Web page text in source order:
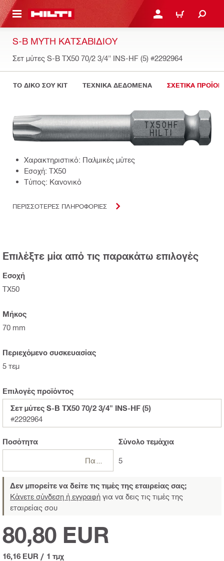
ΕΛΕΓΞΕΙΣ ΤΟ ΠΑΚΕΤΟ ΠΟΥ ΕΧΕΙΣ ΦΤΙΑΞΕΙ ΚΆΝΕ ΣΎΝΔΕΣΗ Ή
ΚΑΛΆΘΙ
S-B ΜΎΤΗ ΚΑΤΣΑΒΙΔΙΟΎ
Σετ μύτες S-B TX50 70/2 3/4" INS-HF (5) #2292964
ΤΟ ΔΙΚΟ ΣΟΥ KIT ΤΕΧΝΙΚΑ ΔΕΔΟΜΕΝΑ ΣΧΕΤΙΚΑ
Χαρακτηριστικό: Παλμικές μύτες
Εσοχή: TX50
Τύπος: Κανονικό
ΠΕΡΙΣΣΟΤΕΡΕΣ ΠΛΗΡΟΦΟΡΙΕΣ
Επιλέξτε μία από τις παρακάτω επιλογές
Εσοχή
TX50
Μήκος
70 mm
Περιεχόμενο συσκευασίας
5 τεμ
Επιλογές προϊόντος
Σετ μύτες S-B TX50 70/2 3/4" INS-HF (5)
#2292964
Ποσότητα Σύνολο τεμάχια
5
Δεν μπορείτε να δείτε τις τιμές της εταιρείας σας;
Κάνετε σύνδεση ή εγγραφή για να δεις τις τιμές της
εταιρείας σου
80,80 EUR
16,16 EUR / 1 τμχ